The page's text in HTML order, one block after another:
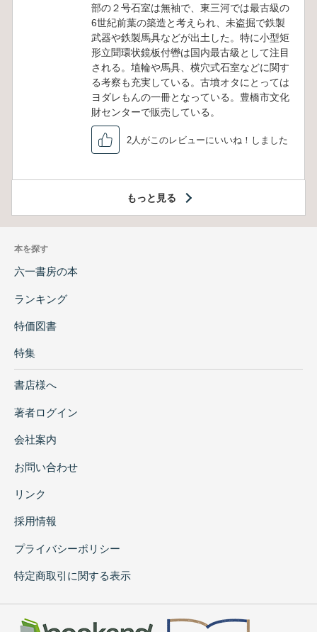
部の２号石室は無袖で、東三河では最古級の
6世紀前葉の築造と考えられ、未盗掘で鉄製
武器や鉄製馬具などが出土した。特に小型矩
形立聞環状鏡板付轡は国内最古級として注目
される。埴輪や馬具、横穴式石室などに関す
る考察も充実している。古墳オタにとっては
ヨダレもんの一冊となっている。豊橋市文化
財センターで販売している。
2人がこのレビューにいいね！しました
もっと見る
本を探す
六一書房の本
ランキング
特価図書
特集
書店様へ
著者ログイン
会社案内
お問い合わせ
リンク
採用情報
プライバシーポリシー
特定商取引に関する表示